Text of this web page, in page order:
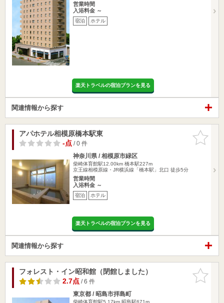
営業時間
入浴料金 ～
宿泊 ホテル
楽天トラベルの宿泊プランを見る
関連情報から探す
お気に入
りに追加
アパホテル相模原橋本駅東
-点/ 0 件
神奈川県 / 相模原市緑区
柴崎体育館駅12.00km 橋本駅227m
京王線相模原線・JR横浜線「橋本駅」北口 徒歩5分
営業時間
入浴料金 ～
宿泊 ホテル
楽天トラベルの宿泊プランを見る
関連情報から探す
お気に入
りに追加
フォレスト・イン昭和館（閉館しました）
2.7点/ 6 件
東京都 / 昭島市拝島町
柴崎体育館駅5.17km 昭島駅671m